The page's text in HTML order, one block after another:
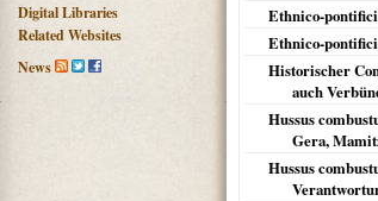
Digital Libraries
Related Websites
News
Ethnico-
Ethnico-
Historischer
auch
Hussus
Gera,
Hussus